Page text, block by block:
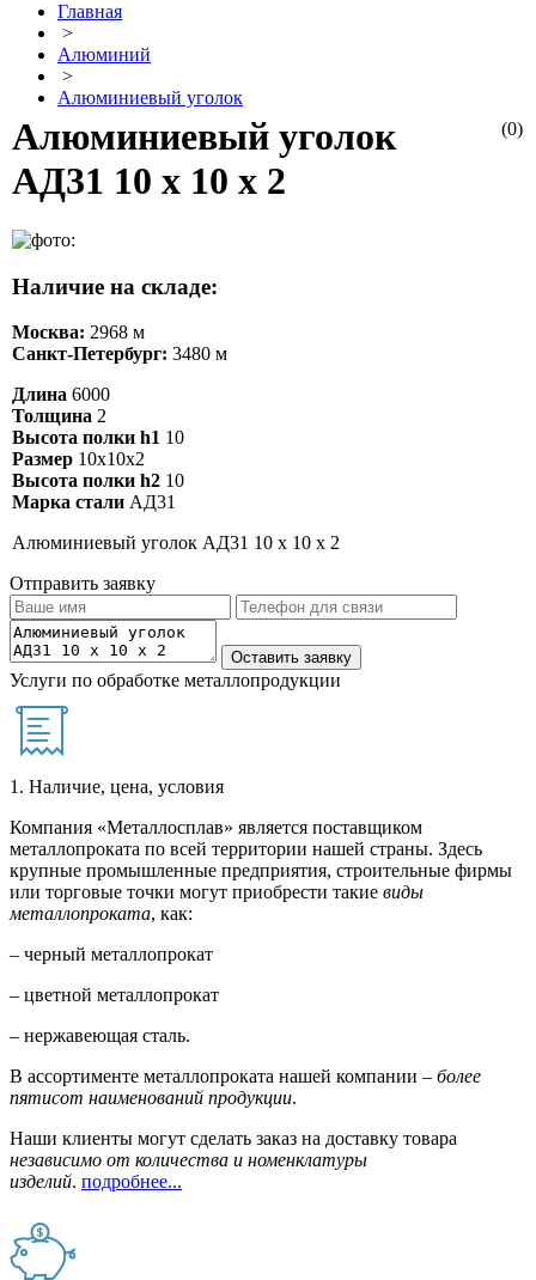
Главная
>
Алюминий
>
Алюминиевый уголок
(0)
Алюминиевый уголок
АД31 10 х 10 х 2
Наличие на складе:
Москва: 2968 м
Санкт-Петербург: 3480 м
Длина 6000
Толщина 2
Высота полки h1 10
Размер 10х10х2
Высота полки h2 10
Марка стали АД31
Алюминиевый уголок АД31 10 х 10 х 2
Отправить заявку
Услуги по обработке металлопродукции
1. Наличие, цена, условия
Компания «Металлосплав» является поставщиком
металлопроката по всей территории нашей страны. Здесь
крупные промышленные предприятия, строительные фирмы
или торговые точки могут приобрести такие виды
металлопроката, как:
– черный металлопрокат
– цветной металлопрокат
– нержавеющая сталь.
В ассортименте металлопроката нашей компании – более
пятисот наименований продукции.
Наши клиенты могут сделать заказ на доставку товара
независимо от количества и номенклатуры
изделий. подробнее...